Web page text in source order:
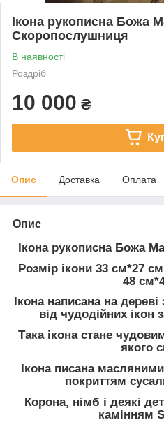
Ікона рукописна Божа
Скоропослушниця
В наявності
Роздріб
10 000 ₴
Опис Доставка Оплата
Опис
Ікона рукописна Божа
Розмір ікони 33 см*27
48
Ікона написана на
від чудодійних ікон
Така ікона стане
якого
Ікона писана
покриттям
Корона, німб і деякі
камінням